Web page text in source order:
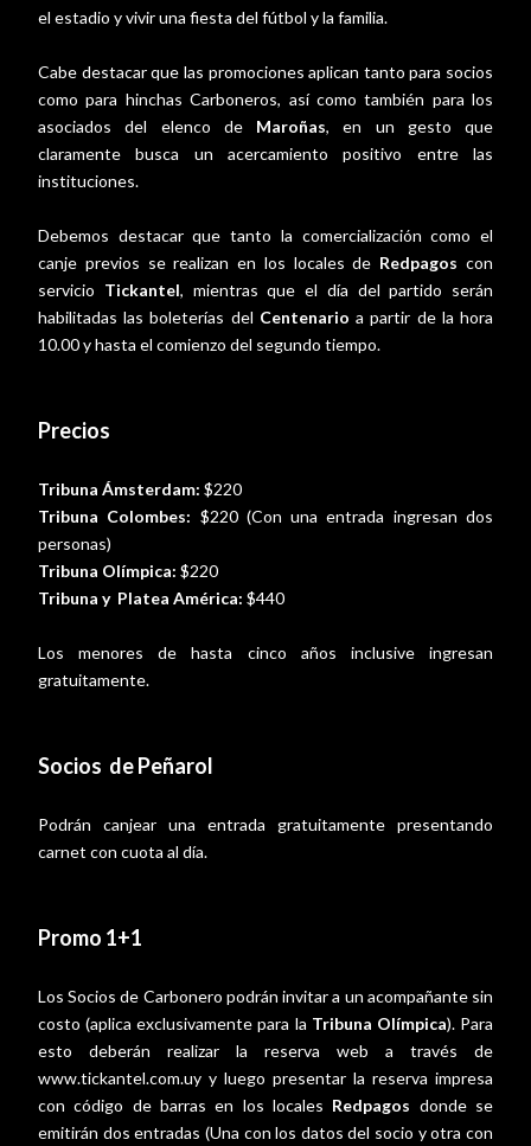
el estadio y vivir una fiesta del fútbol y la familia.
Cabe destacar que las promociones aplican tanto para socios
como para hinchas Carboneros, así como también para los
asociados del elenco de Maroñas, en un gesto que
claramente busca un acercamiento positivo entre las
instituciones.
Debemos destacar que tanto la comercialización como el
canje previos se realizan en los locales de Redpagos con
servicio Tickantel, mientras que el día del partido serán
habilitadas las boleterías del Centenario a partir de la hora
10.00 y hasta el comienzo del segundo tiempo.
Precios
Tribuna Ámsterdam: $220
Tribuna Colombes: $220 (Con una entrada ingresan dos
personas)
Tribuna Olímpica: $220
Tribuna y Platea América: $440
Los menores de hasta cinco años inclusive ingresan
gratuitamente.
Socios de Peñarol
Podrán canjear una entrada gratuitamente presentando
carnet con cuota al día.
Promo 1+1
Los Socios de Carbonero podrán invitar a un acompañante sin
costo (aplica exclusivamente para la Tribuna Olímpica). Para
esto deberán realizar la reserva web a través de
www.tickantel.com.uy y luego presentar la reserva impresa
con código de barras en los locales Redpagos donde se
emitirán dos entradas (Una con los datos del socio y otra con